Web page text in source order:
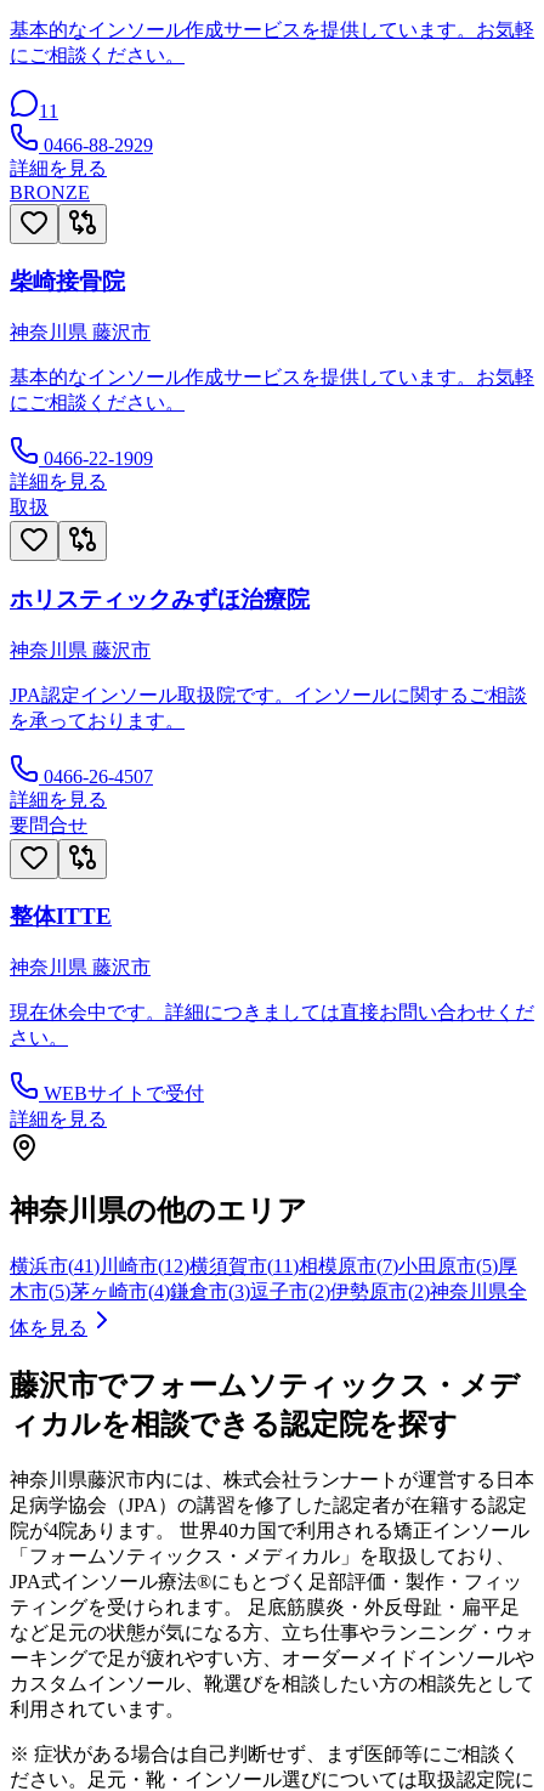
基本的なインソール作成サービスを提供しています。お気軽
にご相談ください。
11
0466-88-2929
詳細を見る
BRONZE
柴崎接骨院
神奈川県 藤沢市
基本的なインソール作成サービスを提供しています。お気軽
にご相談ください。
0466-22-1909
詳細を見る
取扱
ホリスティックみずほ治療院
神奈川県 藤沢市
JPA認定インソール取扱院です。インソールに関するご相談
を承っております。
0466-26-4507
詳細を見る
要問合せ
整体ITTE
神奈川県 藤沢市
現在休会中です。詳細につきましては直接お問い合わせくだ
さい。
WEBサイトで受付
詳細を見る
神奈川県の他のエリア
横浜市(41)川崎市(12)横須賀市(11)相模原市(7)小田原市(5)厚
木市(5)茅ヶ崎市(4)鎌倉市(3)逗子市(2)伊勢原市(2)神奈川県全
体を見る
藤沢市でフォームソティックス・メデ
ィカルを相談できる認定院を探す
神奈川県藤沢市内には、株式会社ランナートが運営する日本
足病学協会（JPA）の講習を修了した認定者が在籍する認定
院が4院あります。 世界40カ国で利用される矯正インソール
「フォームソティックス・メディカル」を取扱しており、
JPA式インソール療法®にもとづく足部評価・製作・フィッ
ティングを受けられます。 足底筋膜炎・外反母趾・扁平足
など足元の状態が気になる方、立ち仕事やランニング・ウォ
ーキングで足が疲れやすい方、オーダーメイドインソールや
カスタムインソール、靴選びを相談したい方の相談先として
利用されています。
※ 症状がある場合は自己判断せず、まず医師等にご相談く
ださい。足元・靴・インソール選びについては取扱認定院に